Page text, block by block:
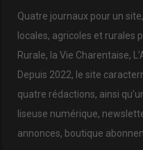
Quatre journaux pour un
locales, agricoles et rurales
Rurale, la Vie Charentaise,
Depuis 2022, le site
quatre rédactions, ainsi
liseuse numérique,
annonces, boutique